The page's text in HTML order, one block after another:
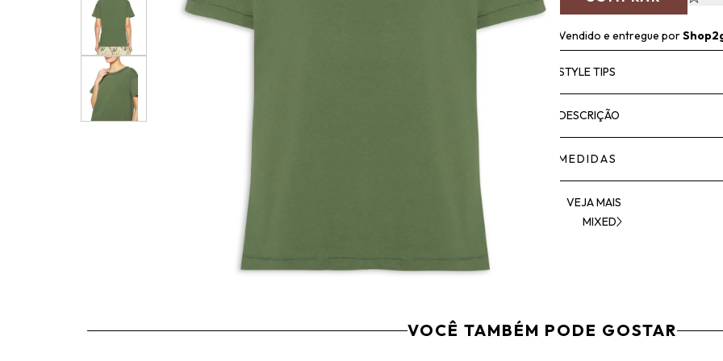
Vendido e entregue por
STYLE TIPS
DESCRIÇÃO
MEDIDAS
VEJA MAIS
MIXED
VOCÊ TAMBÉM PODE GOSTAR